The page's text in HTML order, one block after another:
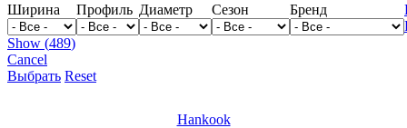
Ширина
Профиль Диаметр Сезон Бренд
Show (489)
Cancel
Выбрать Reset
Hankook